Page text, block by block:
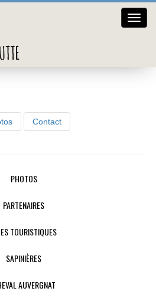
Crapa
hutte
Contact
PHOTOS
PARTENAIRES
TOURISTIQUES
SAPINIÈRES
AUVERGNAT